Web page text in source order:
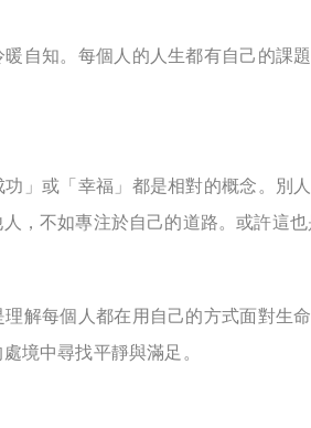
自知。每個人的人生都有自己的課
」或「幸福」都是相對的概念。別
，不如專注於自己的道路。或許這也
解每個人都在用自己的方式面對生
境中尋找平靜與滿足。